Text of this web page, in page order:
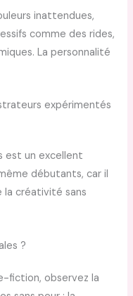
inattendues,
comme des rides,
La personnalité
expérimentés
est un excellent
débutants, car il
la créativité sans
?
fiction, observez la